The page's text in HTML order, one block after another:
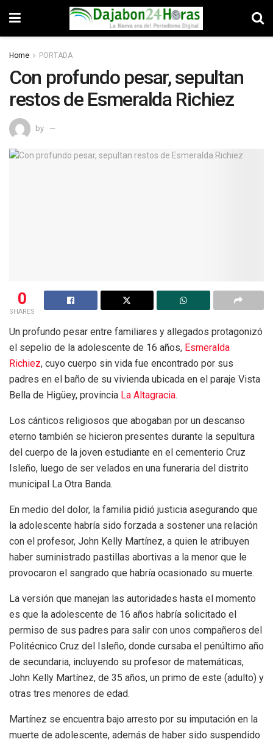
Home PORTADA
Con profundo pesar, sepultan
restos de Esmeralda Richiez
by
0
SHARES
Un profundo pesar entre familiares y allegados protagonizó
el sepelio de la adolescente de 16 años, Esmeralda
Richiez, cuyo cuerpo sin vida fue encontrado por sus
padres en el baño de su vivienda ubicada en el paraje Vista
Bella de Higüey, provincia La Altagracia.
Los cánticos religiosos que abogaban por un descanso
eterno también se hicieron presentes durante la sepultura
del cuerpo de la joven estudiante en el cementerio Cruz
Isleño, luego de ser velados en una funeraria del distrito
municipal La Otra Banda.
En medio del dolor, la familia pidió justicia asegurando que
la adolescente habría sido forzada a sostener una relación
con el profesor, John Kelly Martínez, a quien le atribuyen
haber suministrado pastillas abortivas a la menor que le
provocaron el sangrado que habría ocasionado su muerte.
La versión que manejan las autoridades hasta el momento
es que la adolescente de 16 años habría solicitado el
permiso de sus padres para salir con unos compañeros del
Politécnico Cruz del Isleño, donde cursaba el penúltimo año
de secundaria, incluyendo su profesor de matemáticas,
John Kelly Martínez, de 35 años, un primo de este (adulto) y
otras tres menores de edad.
Martínez se encuentra bajo arresto por su imputación en la
muerte de adolescente, además de haber sido suspendido